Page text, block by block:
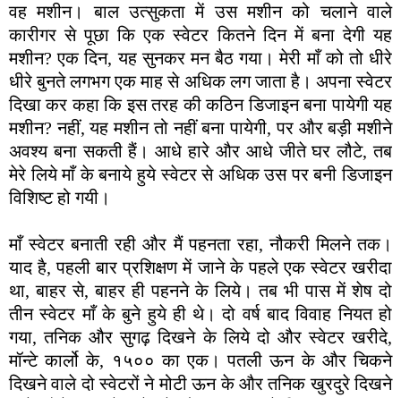
वह मशीन। बाल उत्सुकता में उस मशीन को चलाने वाले
कारीगर से पूछा कि एक स्वेटर कितने दिन में बना देगी यह
मशीन? एक दिन, यह सुनकर मन बैठ गया। मेरी माँ को तो धीरे
धीरे बुनते लगभग एक माह से अधिक लग जाता है। अपना स्वेटर
दिखा कर कहा कि इस तरह की कठिन डिजाइन बना पायेगी यह
मशीन? नहीं, यह मशीन तो नहीं बना पायेगी, पर और बड़ी मशीने
अवश्य बना सकती हैं। आधे हारे और आधे जीते घर लौटे, तब
मेरे लिये माँ के बनाये हुये स्वेटर से अधिक उस पर बनी डिजाइन
विशिष्ट हो गयी।
माँ स्वेटर बनाती रही और मैं पहनता रहा, नौकरी मिलने तक।
याद है, पहली बार प्रशिक्षण में जाने के पहले एक स्वेटर खरीदा
था, बाहर से, बाहर ही पहनने के लिये। तब भी पास में शेष दो
तीन स्वेटर माँ के बुने हुये ही थे। दो वर्ष बाद विवाह नियत हो
गया, तनिक और सुगढ़ दिखने के लिये दो और स्वेटर खरीदे,
मॉन्टे कार्लो के, १५०० का एक। पतली ऊन के और चिकने
दिखने वाले दो स्वेटरों ने मोटी ऊन के और तनिक खुरदुरे दिखने